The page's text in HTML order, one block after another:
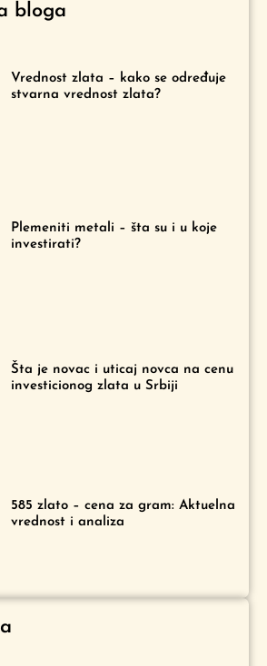
bloga
Vrednost zlata – kako se određuje
stvarna vrednost zlata?
Plemeniti metali – šta su i u koje
investirati?
Šta je novac i uticaj novca na cenu
investicionog zlata u Srbiji
585 zlato – cena za gram: Aktuelna
vrednost i analiza